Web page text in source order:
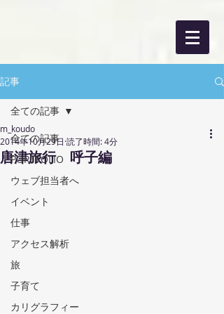
記事
全ての記事
PORTFOLIO
ウェブ担当者へ
イベント
仕事
アクセス解析
旅
子育て
カリグラフィー
全ての記事
唐津旅行 呼子編
m_koudo
2014年10月29日 読了時間: 4分